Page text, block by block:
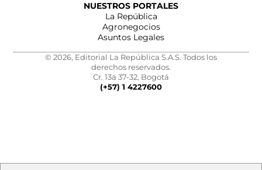
NUESTROS PORTALES
La República
Agronegocios
Asuntos Legales
© 2026, Editorial La República S.A.S. Todos los
derechos reservados.
Cr. 13a 37-32, Bogotá
(+57) 1 4227600